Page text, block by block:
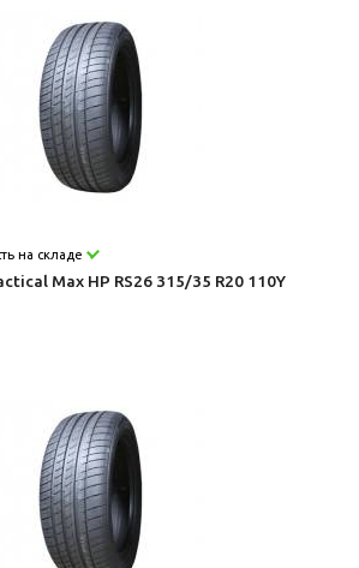
на складе
Max HP RS26 315/35 R20 110Y